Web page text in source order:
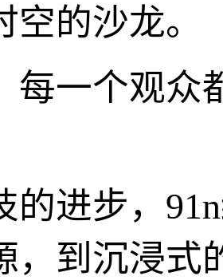
的沙龙。
每一个观众
的进步，
，到沉浸式